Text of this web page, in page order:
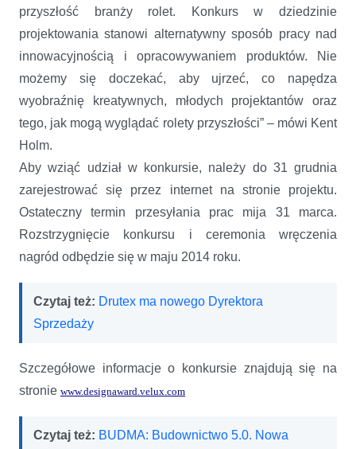
przyszłość branży rolet. Konkurs w dziedzinie
projektowania stanowi alternatywny sposób pracy nad
innowacyjnością i opracowywaniem produktów. Nie
możemy się doczekać, aby ujrzeć, co napędza
wyobraźnię kreatywnych, młodych projektantów oraz
tego, jak mogą wyglądać rolety przyszłości” – mówi Kent
Holm.
Aby wziąć udział w konkursie, należy do 31 grudnia
zarejestrować się przez internet na stronie projektu.
Ostateczny termin przesyłania prac mija 31 marca.
Rozstrzygnięcie konkursu i ceremonia wręczenia
nagród odbędzie się w maju 2014 roku.
Czytaj też: Drutex ma nowego Dyrektora
Sprzedaży
Szczegółowe informacje o konkursie znajdują się na
stronie www.designaward.velux.com
Czytaj też: BUDMA: Budownictwo 5.0. Nowa